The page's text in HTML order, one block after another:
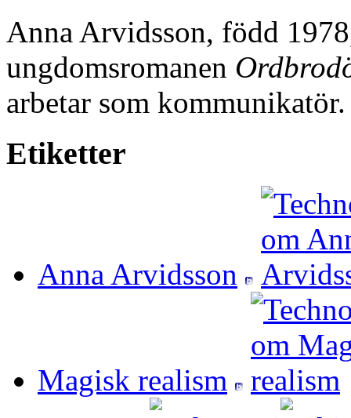
Anna Arvidsson, född
ungdomsromanen
arbetar som kommunikatör.
Etiketter
Anna Arvidsson
Magisk realism